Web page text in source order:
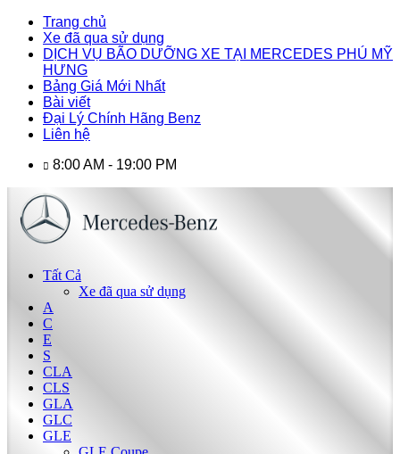
Trang chủ
Xe đã qua sử dụng
DỊCH VỤ BÃO DƯỠNG XE TẠI MERCEDES PHÚ MỸ
HƯNG
Bảng Giá Mới Nhất
Bài viết
Đại Lý Chính Hãng Benz
Liên hệ
8:00 AM - 19:00 PM
Tất Cả
Xe đã qua sử dụng
A
C
E
S
CLA
CLS
GLA
GLC
GLE